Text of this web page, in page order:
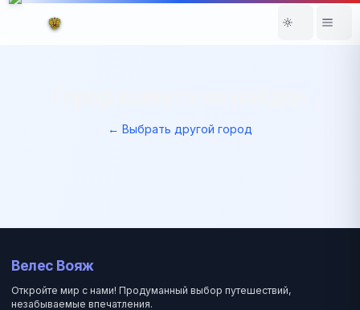
← Выбрать другой город
Велес Вояж
Откройте мир с нами! Продуманный выбор путешествий,
незабываемые впечатления.